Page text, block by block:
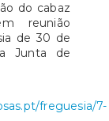
do cabaz
reunião
de 30 de
Junta de
freguesia/7-